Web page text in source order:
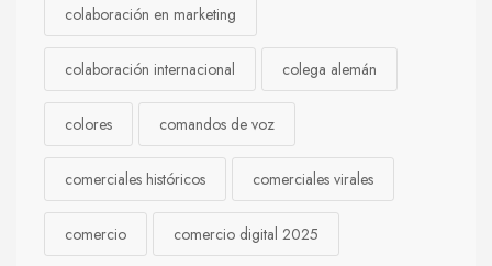
colaboración en marketing
colaboración internacional colega alemán
colores comandos de voz
comerciales históricos comerciales virales
comercio comercio digital 2025